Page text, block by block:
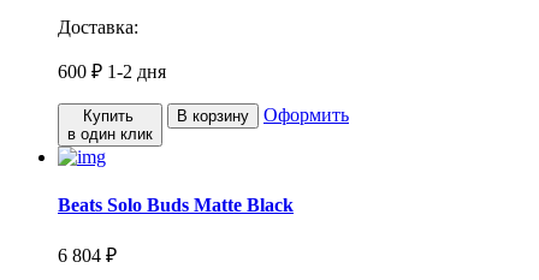
Доставка:
600 ₽ 1-2 дня
Купить
в один клик
В корзину Оформить
Beats Solo Buds Matte Black
6 804 ₽